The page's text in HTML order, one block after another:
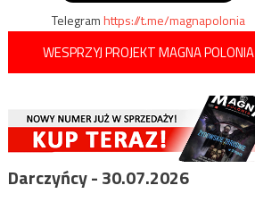
Telegramhttps://t.me/magnapolonia
WESPRZYJ PROJEKT MAGNA POLONIA
Darczyńcy - 30.07.2026